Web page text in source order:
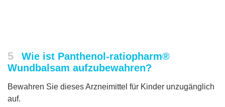
5
Wie ist Panthenol-ratiopharm®
Wundbalsam aufzubewahren?
Bewahren Sie dieses Arzneimittel für Kinder unzugänglich
auf.